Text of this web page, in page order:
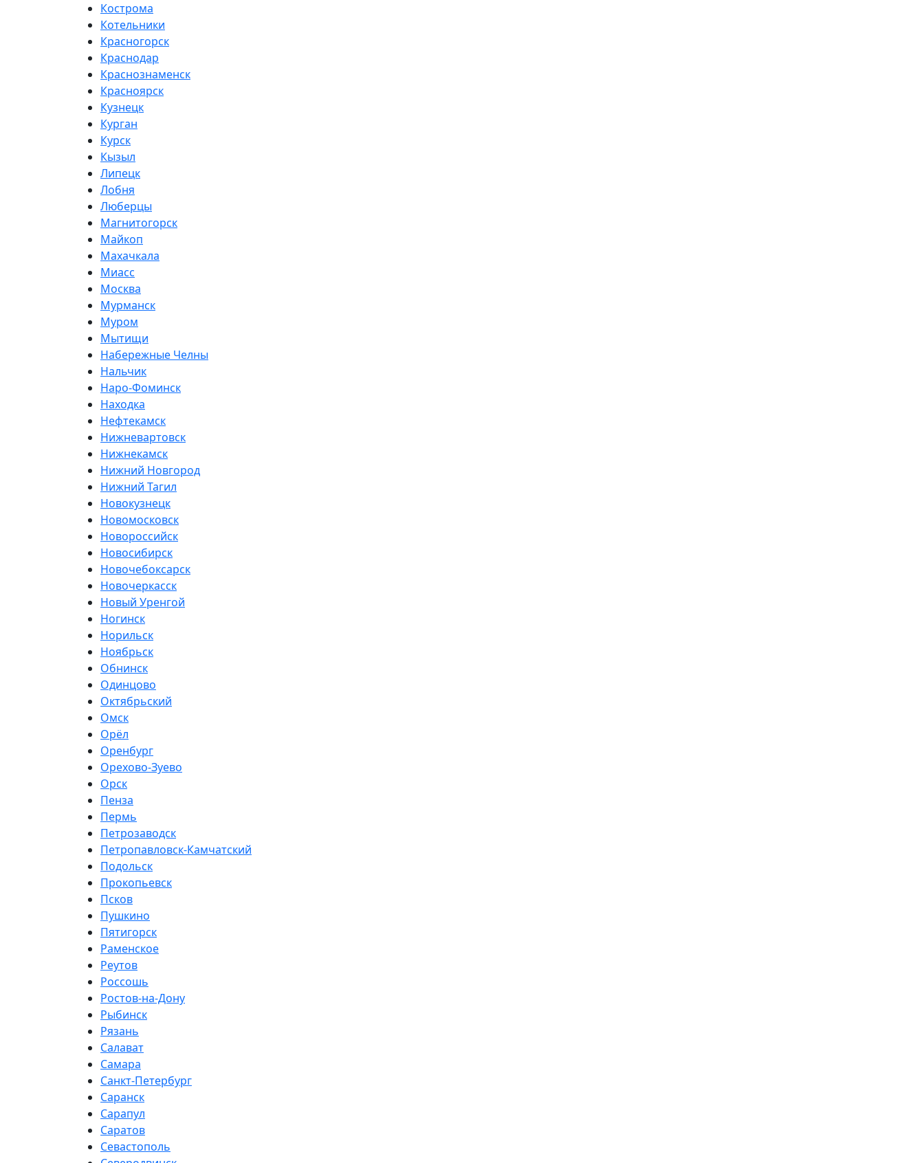
Кострома
Котельники
Красногорск
Краснодар
Краснознаменск
Красноярск
Кузнецк
Курган
Курск
Кызыл
Липецк
Лобня
Люберцы
Магнитогорск
Майкоп
Махачкала
Миасс
Москва
Мурманск
Муром
Мытищи
Набережные Челны
Нальчик
Наро-Фоминск
Находка
Нефтекамск
Нижневартовск
Нижнекамск
Нижний Новгород
Нижний Тагил
Новокузнецк
Новомосковск
Новороссийск
Новосибирск
Новочебоксарск
Новочеркасск
Новый Уренгой
Ногинск
Норильск
Ноябрьск
Обнинск
Одинцово
Октябрьский
Омск
Орёл
Оренбург
Орехово-Зуево
Орск
Пенза
Пермь
Петрозаводск
Петропавловск-Камчатский
Подольск
Прокопьевск
Псков
Пушкино
Пятигорск
Раменское
Реутов
Россошь
Ростов-на-Дону
Рыбинск
Рязань
Салават
Самара
Санкт-Петербург
Саранск
Сарапул
Саратов
Севастополь